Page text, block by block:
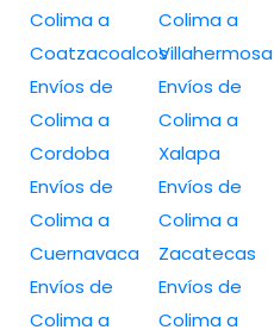
Colima a
Coatzacoalcos
Envíos de
Colima a
Cordoba
Envíos de
Colima a
Cuernavaca
Envíos de
Colima a
Colima a
Villahermosa
Envíos de
Colima a
Xalapa
Envíos de
Colima a
Zacatecas
Envíos de
Colima a